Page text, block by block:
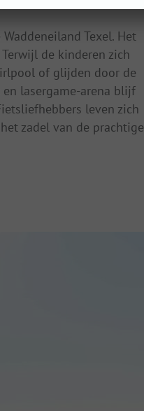
Texel. Het
de kinderen zich
of glijden door de
lasergame-arena blijf
leven zich
zadel van de prachtige